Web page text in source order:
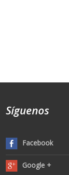
Síguenos
Facebook
Google +